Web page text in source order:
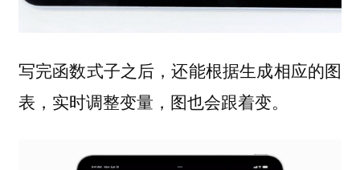
写完函数式子之后，还能根据生成相应的图
表，实时调整变量，图也会跟着变。